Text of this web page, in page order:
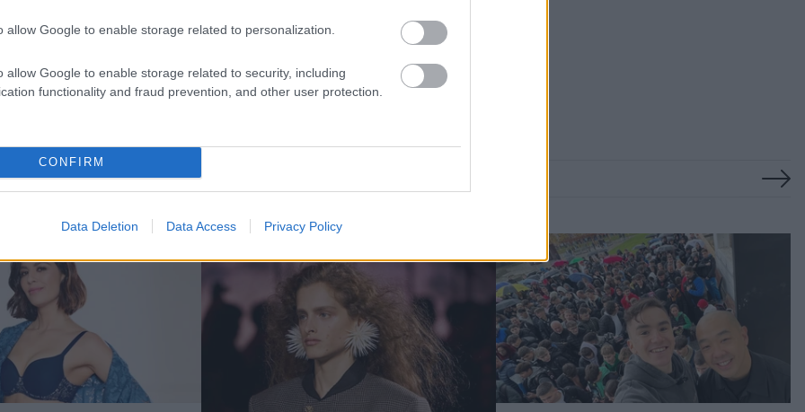
allow Google to enable storage related to personalization.
allow Google to enable storage related to security, including
functionality and fraud prevention, and other user protection.
CONFIRM
Data Deletion Data Access Privacy Policy
További cikkeink